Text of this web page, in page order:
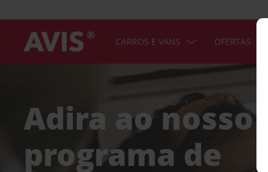
CARROS E VANS OFERTAS
Adira ao nosso
programa de